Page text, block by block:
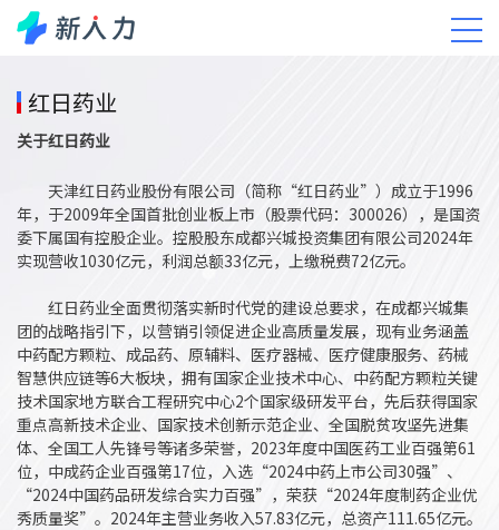
红日药业
关于红日药业
天津红日药业股份有限公司（简称“红日药业”）成立于1996
年，于2009年全国首批创业板上市（股票代码：300026），是国资
委下属国有控股企业。控股股东成都兴城投资集团有限公司2024年
实现营收1030亿元，利润总额33亿元，上缴税费72亿元。
红日药业全面贯彻落实新时代党的建设总要求，在成都兴城集
团的战略指引下，以营销引领促进企业高质量发展，现有业务涵盖
中药配方颗粒、成品药、原辅料、医疗器械、医疗健康服务、药械
智慧供应链等6大板块，拥有国家企业技术中心、中药配方颗粒关键
技术国家地方联合工程研究中心2个国家级研发平台，先后获得国家
重点高新技术企业、国家技术创新示范企业、全国脱贫攻坚先进集
体、全国工人先锋号等诸多荣誉，2023年度中国医药工业百强第61
位，中成药企业百强第17位，入选“2024中药上市公司30强”、
“2024中国药品研发综合实力百强”，荣获“2024年度制药企业优
秀质量奖”。2024年主营业务收入57.83亿元，总资产111.65亿元。